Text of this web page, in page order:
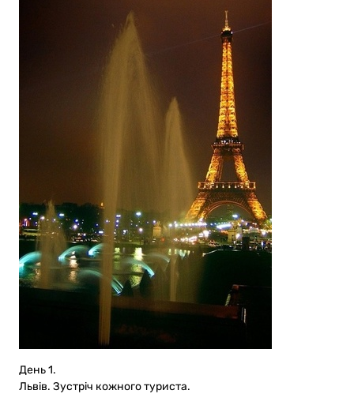
День 1.
Львів. Зустріч кожного туриста.